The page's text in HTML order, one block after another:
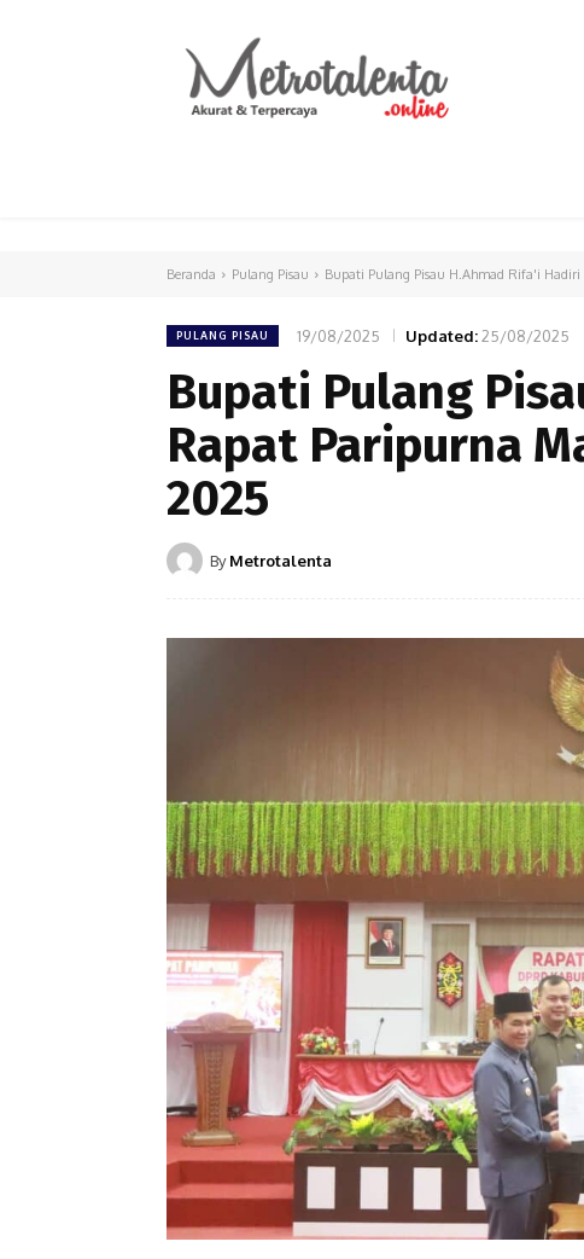
Beranda Pulang Pisau Bupati Pulang Pisau H.Ahmad Rifa'i
PULANG PISAU 19/08/2025 Updated:25/08/2025
Bupati Pulang
Rapat Paripurna
2025
By Metrotalenta